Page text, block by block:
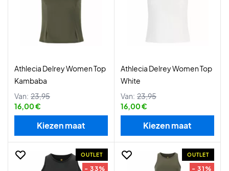
Athlecia Delrey Women Top
Kambaba
Van: 23,95
16,00 €
Kiezen maat
Athlecia Delrey Women Top
White
Van: 23,95
16,00 €
Kiezen maat
OUTLET
- 33%
OUTLET
- 31%